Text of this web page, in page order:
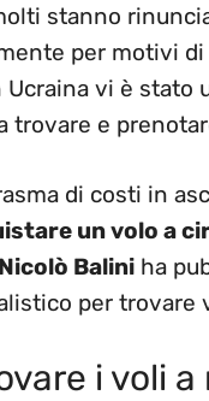
stanno
per motivi
vi è stato
trovare e
di costi in
un volo a
Nicolò Balini ha
per trovare
i voli